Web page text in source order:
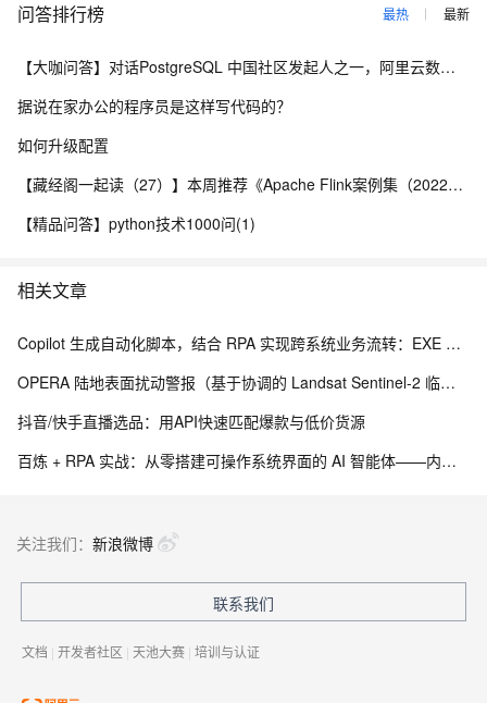
问答排行榜 最热 最新
【大咖问答】对话PostgreSQL 中国社区发起人之一，阿里云数据库高级专家 德哥
据说在家办公的程序员是这样写代码的？
如何升级配置
【藏经阁一起读（27）】本周推荐《Apache Flink案例集（2022版）》，你有哪些心得？
【精品问答】python技术1000问(1)
相关文章
Copilot 生成自动化脚本，结合 RPA 实现跨系统业务流转：EXE 打包与内网离线部署实践
OPERA 陆地表面扰动警报（基于协调的 Landsat Sentinel-2 临时产品，版本 0）
抖音/快手直播选品：用API快速匹配爆款与低价货源
百炼 + RPA 实战：从零搭建可操作系统界面的 AI 智能体——内网离线部署与 EXE 打包分发完整方案
关注我们： 新浪微博
联系我们
文档 | 开发者社区 | 天池大赛 | 培训与认证